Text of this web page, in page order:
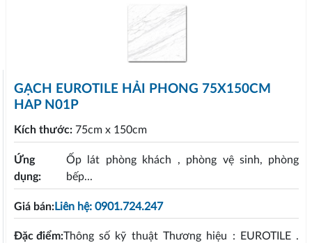
GẠCH EUROTILE HẢI PHONG 75X150CM
HAP N01P
Kích thước: 75cm x 150cm
Ứng
dụng:
Ốp lát phòng khách , phòng vệ sinh, phòng
bếp...
Giá bán:Liên hệ: 0901.724.247
Đặc điểm:Thông số kỹ thuật Thương hiệu : EUROTILE .